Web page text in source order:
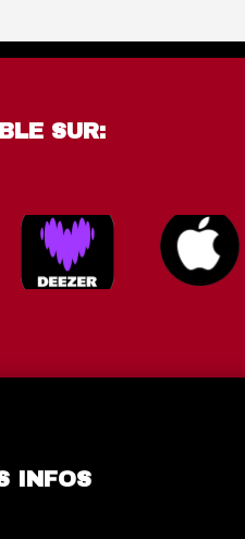
SUR:
INFOS